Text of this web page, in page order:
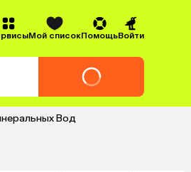
Мой списокПомощьВойти
Вод